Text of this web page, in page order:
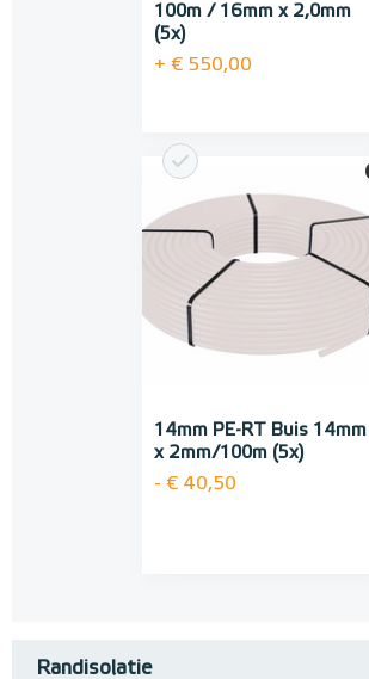
100m / 16mm x 2,0mm
(5x)
+ € 550,00
14mm PE-RT Buis 14mm
x 2mm/100m (5x)
- € 40,50
Randisolatie